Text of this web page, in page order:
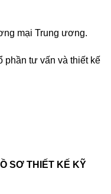
mại Trung ương.
phần tư vấn và thiết kế
SƠ THIẾT KẾ KỸ